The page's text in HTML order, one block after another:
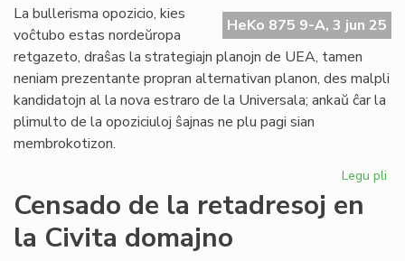
HeKo 875 9-A, 3 jun 25
La bullerisma opozicio, kies
voĉtubo estas nordeŭropa
retgazeto, draŝas la strategiajn planojn de UEA, tamen
neniam prezentante propran alternativan planon, des malpli
kandidatojn al la nova estraro de la Universala; ankaŭ ĉar la
plimulto de la opoziciuloj ŝajnas ne plu pagi sian
membrokotizon.
Legu pli
Censado de la retadresoj en
la Civita domajno